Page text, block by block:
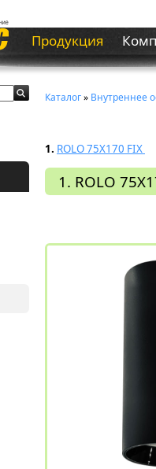
Продукция
Каталог» Внутреннее
1. ROLO 75X170 FIX
1. ROLO